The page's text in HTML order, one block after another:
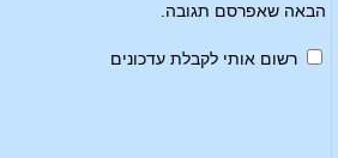
הבאה שאפרסם תגובה.
רשום אותי לקבלת עדכונים